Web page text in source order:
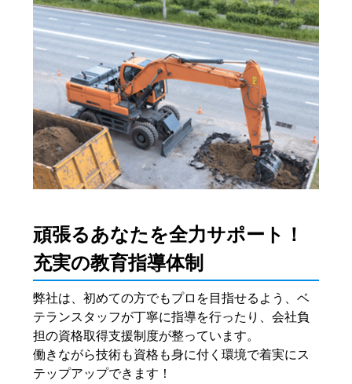
頑張るあなたを全力サポート！
充実の教育指導体制
弊社は、初めての方でもプロを目指せるよう、ベ
テランスタッフが丁寧に指導を行ったり、会社負
担の資格取得支援制度が整っています。
働きながら技術も資格も身に付く環境で着実にス
テップアップできます！